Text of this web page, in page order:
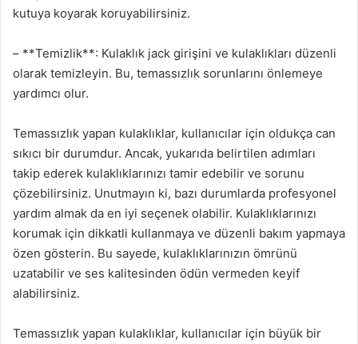
kutuya koyarak koruyabilirsiniz.
– **Temizlik**: Kulaklık jack girişini ve kulaklıkları düzenli
olarak temizleyin. Bu, temassızlık sorunlarını önlemeye
yardımcı olur.
Temassızlık yapan kulaklıklar, kullanıcılar için oldukça can
sıkıcı bir durumdur. Ancak, yukarıda belirtilen adımları
takip ederek kulaklıklarınızı tamir edebilir ve sorunu
çözebilirsiniz. Unutmayın ki, bazı durumlarda profesyonel
yardım almak da en iyi seçenek olabilir. Kulaklıklarınızı
korumak için dikkatli kullanmaya ve düzenli bakım yapmaya
özen gösterin. Bu sayede, kulaklıklarınızın ömrünü
uzatabilir ve ses kalitesinden ödün vermeden keyif
alabilirsiniz.
Temassızlık yapan kulaklıklar, kullanıcılar için büyük bir